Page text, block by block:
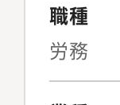
職種
労務